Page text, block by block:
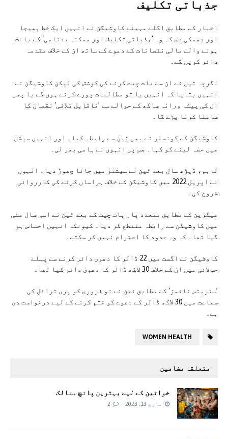
جذباتی تکلیف
اخبار کے مطابق اگلے مہینے کاوشیگن نے انہیں ایک خط بھیجا
اور دھمکی دی کہ وہ ’جذباتی تکلیف اور ممکنہ بدنامی‘ کے باعث
ہونے والے مالی نقصانات کے دعوے کے ساتھ ان کے خلاف مقدمہ
دائر کریں گے۔
اگرچہ ٹین نے ان سے بات چیت کرنے کی کوشش کی لیکن کاوشیگن نے
انہیں بتایا کہ انہیں یا تو مطالبات پورے کرنے ہوں گے یا پھر
ان کی پیشہ ورانہ ساکھ کے حوالے سے ’ناقابل تلافی‘ نقصان کا
سامنا کرنا پڑے گا۔
کاوشیگن کے کونسلر نے بھی ٹین سے رابطہ کیا۔ اور انہیں سیشن
میں حصہ لینے کو کہا۔ جس پر انہوں نے ہامی بھر لی۔
تاہم، ڈیڑھ سال بعد ٹین نے سیشنز میں جانا چھوڑ دیا۔ انہوں
نے اپریل 2022 میں کاوشیگن کے خلاف ہراساں کرنے کی کارروائی
شروع کی۔
میگزین کے مطابق متعدد بار بات چیت کے بعد ٹین نے اسی سال مئی
میں کاوشیگن سے رابطہ منقطع کر دیا۔ کیونکہ انہیں احساس ہو
گیا تھا۔ کہ وہ حدود کا احترام نہیں کر سکتے۔
کاوشیگن نے اگست میں 22 ڈالر کا دعوی دائر کرنے سے پہلے
جولائی میں ان کے خلاف 30 لاکھ ڈالر کا دعویٰ دائر کیا تھا۔
’سٹریٹس ٹائمز‘ کے مطابق ٹین نے نو فروری کو پری ٹرائل کی
سماعت میں 30 لاکھ ڈالر کے دعوے کو ختم کرنے کے لیے درخواست دی
ہے۔
WOMEN HEALTH
متعلقہ مضامین
خواتین کے لیے بہترین پانچ ممالک
مارچ 13, 2023 2